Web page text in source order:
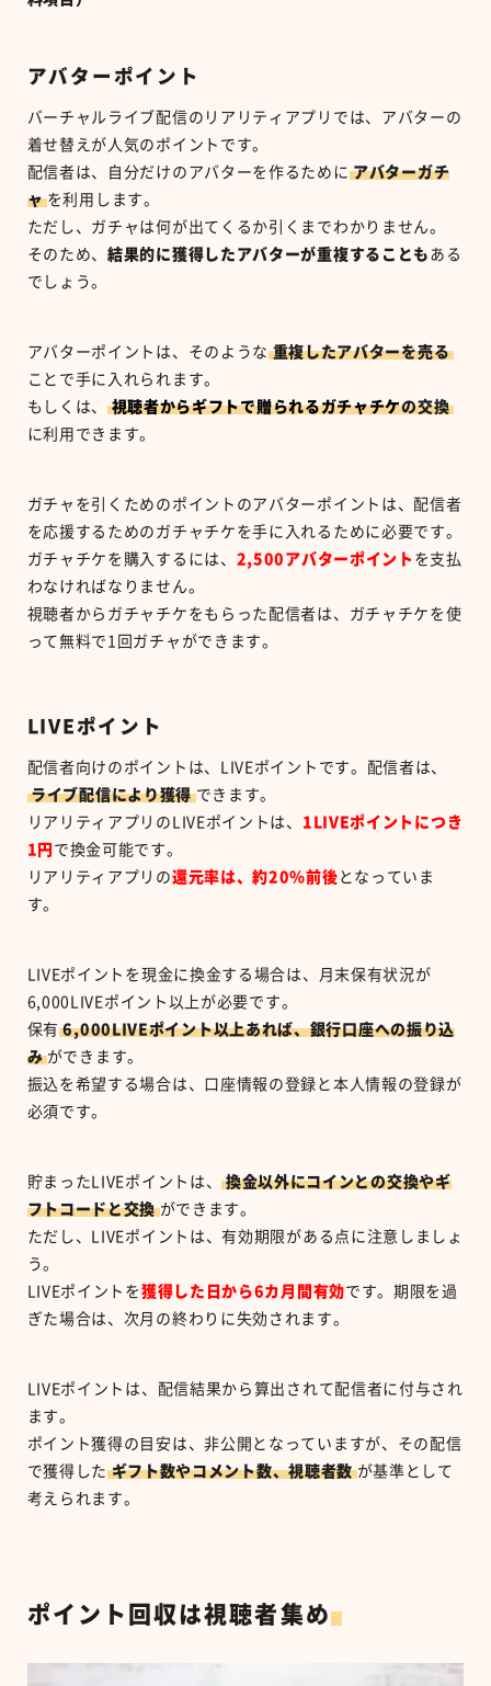
アバターポイント
バーチャルライブ配信のリアリティアプリでは、アバターの
着せ替えが人気のポイントです。
配信者は、自分だけのアバターを作るために アバターガチ
ャ を利用します。
ただし、ガチャは何が出てくるか引くまでわかりません。
そのため、結果的に獲得したアバターが重複することも ある
でしょう。
アバターポイントは、そのような 重複したアバターを売る
ことで手に入れられます。
もしくは、 視聴者からギフトで贈られるガチャチケの交換
に利用できます。
ガチャを引くためのポイントのアバターポイントは、配信者
を応援するためのガチャチケを手に入れるために必要です。
ガチャチケを購入するには、 2,500 アバターポイント を支払
わなければなりません。
視聴者からガチャチケをもらった配信者は、ガチャチケを使
って無料で 1 回ガチャができます。
LIVEポイント
配信者向けのポイントは、 LIVEポイントです。配信者は、
ライブ配信により獲得 できます。
リアリティアプリの
LIVEポイントは、 1LIVEポイントにつき
1 円 で換金可能です。
リアリティアプリの還元率は、約20％前後 となっていま
す。
LIVEポイントを現金に換金する場合は、月末保有状況が
6,000LIVEポイント以上が必要です。
保有 6,000LIVEポイント以上あれば、銀行口座への振り込
み ができます。
振込を希望する場合は、口座情報の登録と本人情報の登録が
必須です。
貯まった LIVEポイントは、 換金以外にコインとの交換やギ
フトコードと交換 ができます。
ただし、
LIVEポイントは、有効期限がある点に注意しましょ
う。
LIVEポイントを 獲得した日から6カ月間有効です。期限を過
ぎた場合は、次月の終わりに失効されます。
LIVEポイントは、配信結果から算出されて配信者に付与され
ます。
ポイント獲得の目安は、非公開となっていますが、その配信
で獲得した ギフト数やコメント数、視聴者数 が基準として
考えられます。
ポイント回収は視聴者集め